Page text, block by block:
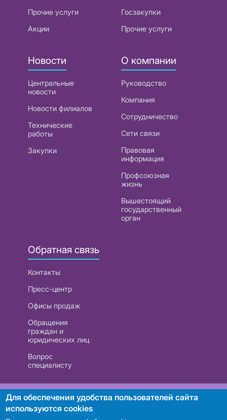
Прочие услуги
Акции
Госзакупки
Прочие услуги
Новости
Центральные
новости
Новости филиалов
Технические
работы
Закупки
О компании
Руководство
Компания
Сотрудничество
Сети связи
Правовая
информация
Профсоюзная
жизнь
Вышестоящий
государственный
орган
Обратная связь
Контакты
Пресс-центр
Офисы продаж
Обращения
граждан и
юридических лиц
Вопрос
специалисту
РУП «Белтелеком». УНП 101007741
Для обеспечения удобства пользователей сайта
используются cookies